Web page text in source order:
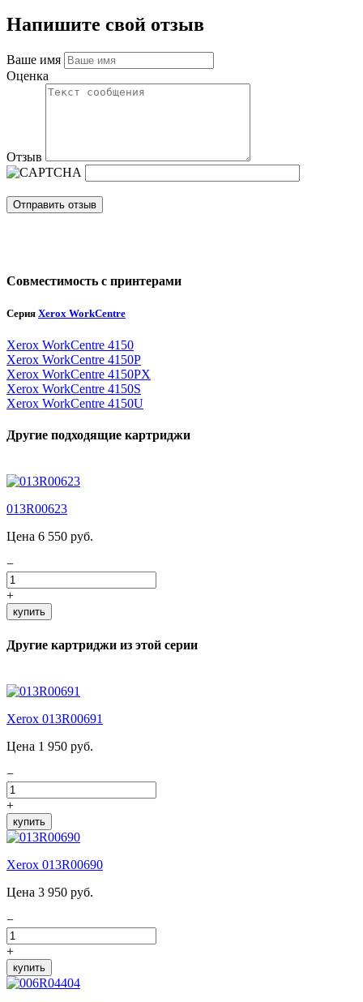
Напишите свой отзыв
Ваше имя
Оценка
Отзыв
Отправить отзыв
Совместимость с принтерами
Серия Xerox WorkCentre
Xerox WorkCentre 4150
Xerox WorkCentre 4150P
Xerox WorkCentre 4150PX
Xerox WorkCentre 4150S
Xerox WorkCentre 4150U
Другие подходящие картриджи
013R00623
Цена 6 550 руб.
−
+
купить
Другие картриджи из этой серии
Xerox 013R00691
Цена 1 950 руб.
−
+
купить
Xerox 013R00690
Цена 3 950 руб.
−
+
купить